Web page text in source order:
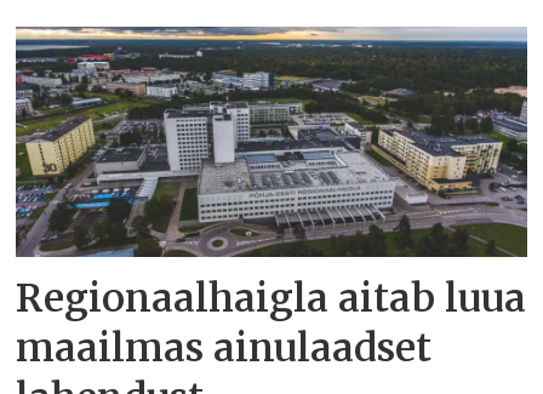
Regionaalhaigla aitab luua
maailmas ainulaadset